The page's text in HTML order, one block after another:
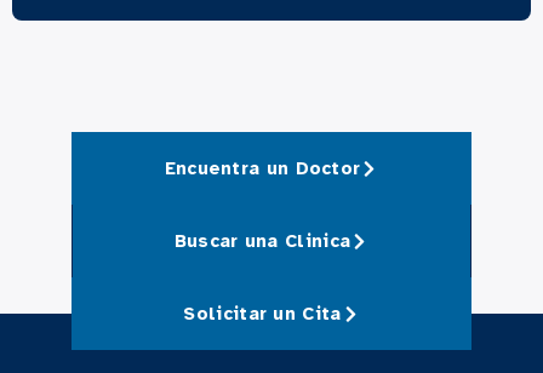
Encuentra un Doctor
Buscar una Clinica
Solicitar un Cita